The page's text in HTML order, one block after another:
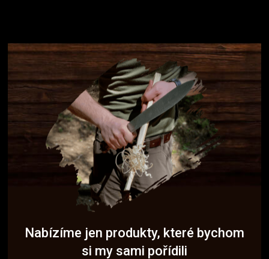
Nabízíme jen produkty, které bychom
si my sami pořídili